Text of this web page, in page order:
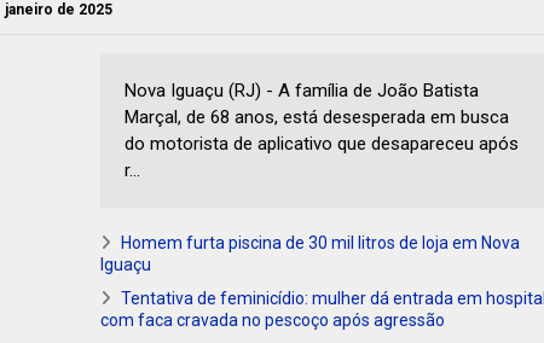
janeiro de 2025
Nova Iguaçu (RJ) - A família de João Batista
Marçal, de 68 anos, está desesperada em busca
do motorista de aplicativo que desapareceu após
r...
Homem furta piscina de 30 mil litros de loja em Nova
Iguaçu
Tentativa de feminicídio: mulher dá entrada em hospital
com faca cravada no pescoço após agressão